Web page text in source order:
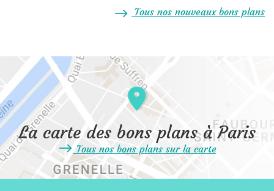
Tous nos nouveaux bons plans
La carte des bons plans à Paris
Tous nos bons plans sur la carte